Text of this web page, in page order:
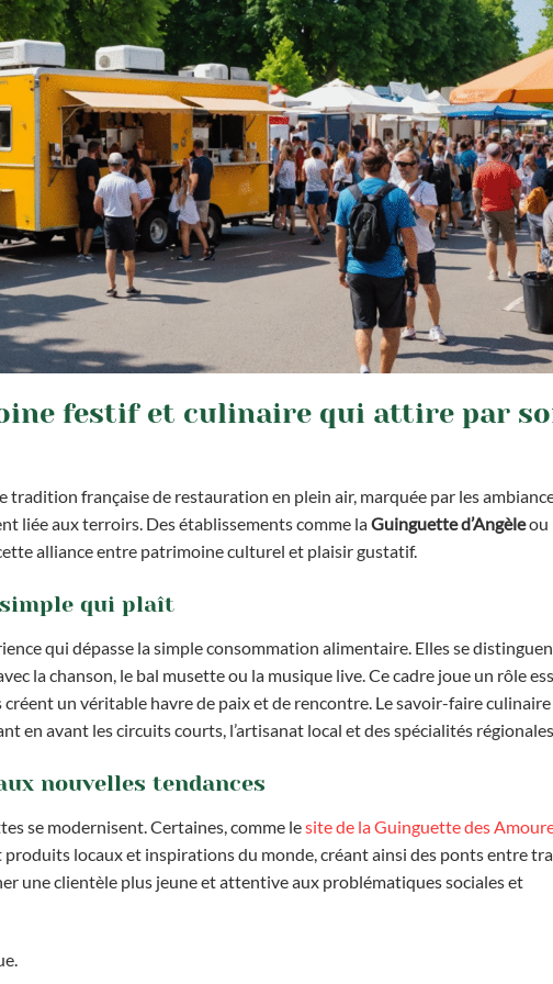
festif et culinaire qui attire par
tradition française de restauration en plein air, marquée par les
liée aux terroirs. Des établissements comme laGuinguette d’Angèleou
alliance entre patrimoine culturel et plaisir gustatif.
qui plaît
qui dépasse la simple consommation alimentaire. Elles se
la chanson, le bal musette ou la musique live. Ce cadre joue un rôle
un véritable havre de paix et de rencontre. Le savoir-faire culinaire
en avant les circuits courts, l’artisanat local et des spécialités
nouvelles tendances
se modernisent. Certaines, comme lesite de la Guinguette des
locaux et inspirations du monde, créant ainsi des ponts entre
une clientèle plus jeune et attentive aux problématiques sociales et